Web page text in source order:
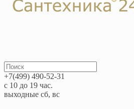
+7(499) 490-52-31
с 10 до 19 час.
выходные сб, вс